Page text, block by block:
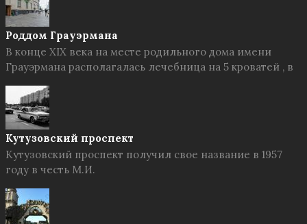
Роддом Грауэрмана
В конце XIX века на месте родильного дома имени
Грауэрмана располагалась лечебница на 5 кроватей , в
Кутузовский проспект
Кутузовский проспект получил свое название в 1957
году в честь М.И.